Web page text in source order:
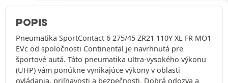
POPIS
Pneumatika SportContact 6 275/45 ZR21 110Y XL FR MO1
EVc od spoločnosti Continental je navrhnutá pre
športové autá. Táto pneumatika ultra-vysokého výkonu
(UHP) vám ponúkne vynikajúce výkony v oblasti
ovládania, priľnavosti a bezpečnosti. Dobrá odozva a